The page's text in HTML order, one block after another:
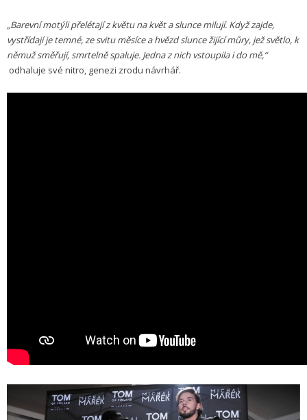
„Barevní motýli přelétají z květu na květ a slunce milují. Když zajde,
vystřídají je temné, ze svitu měsíce a hvězd slunce žijící můry, jež světlo, k
němuž směřují, smrtelně spaluje. Jedna z nich vstoupila i do mě,“
odhaluje své nitro, genezi zrodu návrhář.